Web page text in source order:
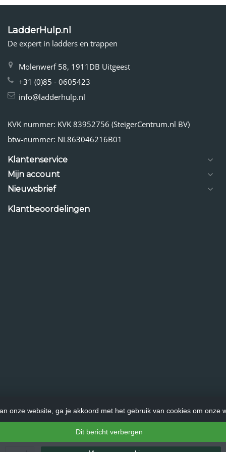
LadderHulp.nl
De expert in ladders en trappen
Molenwerf 58, 1911DB Uitgeest
+31 (0)85 - 0605423
info@ladderhulp.nl
KVK nummer: KVK 83952756 (SteigerCentrum.nl BV)
btw-nummer: NL863046216B01
Klantenservice
Mijn account
Nieuwsbrief
Klantbeoordelingen
onze website, ga je akkoord met het gebruik van cookies om onze
Dit bericht verbergen